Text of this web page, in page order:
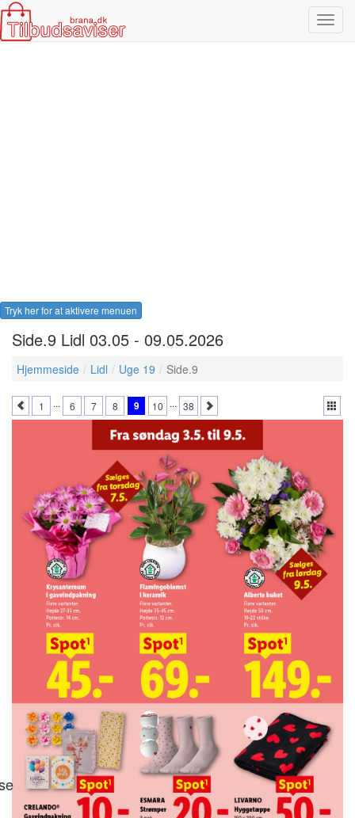
Tryk her for at aktivere menuen
Side.9 Lidl 03.05 - 09.05.2026
Hjemmeside Lidl Uge 19 Side.9
1 ... 6 7 8 9 10 ... 38